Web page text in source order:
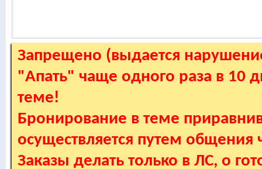
Запрещено (выдается
"Апать" чаще одного раза в 10
теме!
Бронирование в теме
осуществляется путем
Заказы делать только в ЛС, о